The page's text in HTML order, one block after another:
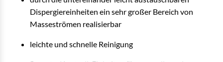
Dispergiereinheiten ein sehr großer Bereich von
Masseströmen realisierbar
leichte und schnelle Reinigung